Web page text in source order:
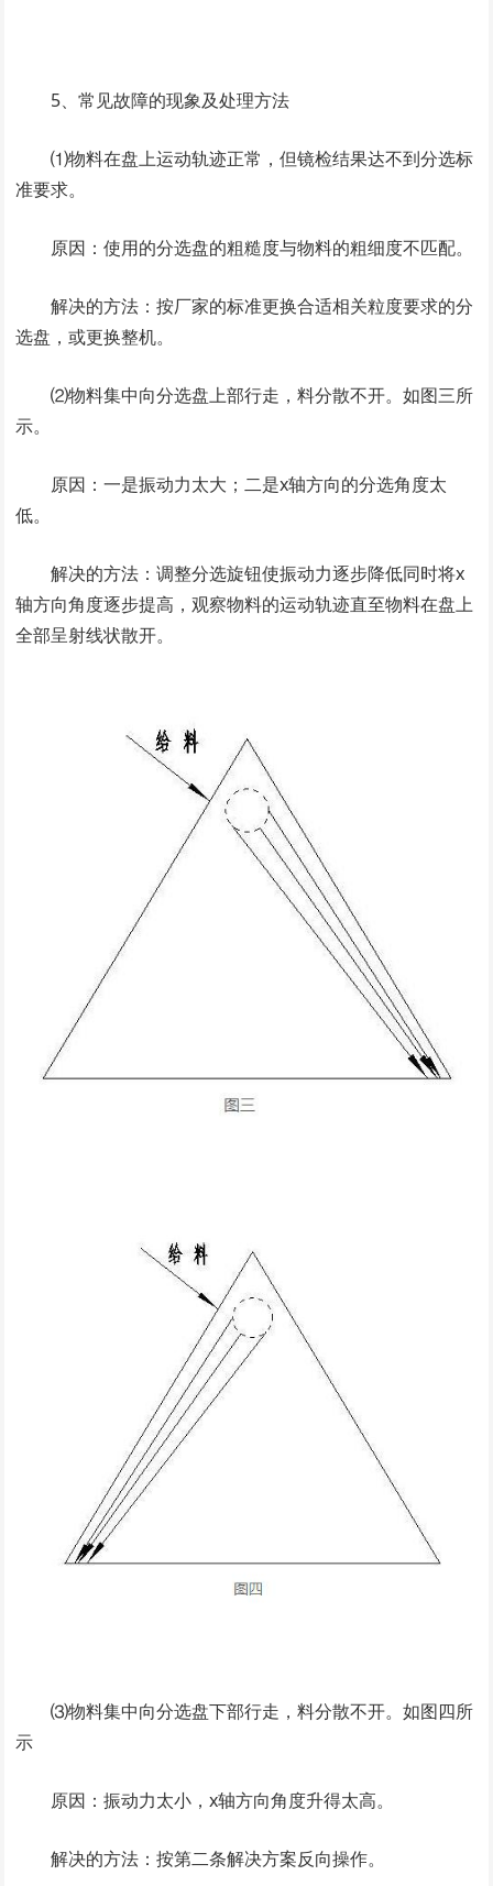
5、常见故障的现象及处理方法
⑴物料在盘上运动轨迹正常，但镜检结果达不到分选标
准要求。
原因：使用的分选盘的粗糙度与物料的粗细度不匹配。
解决的方法：按厂家的标准更换合适相关粒度要求的分
选盘，或更换整机。
⑵物料集中向分选盘上部行走，料分散不开。如图三所
示。
原因：一是振动力太大；二是x轴方向的分选角度太
低。
解决的方法：调整分选旋钮使振动力逐步降低同时将x
轴方向角度逐步提高，观察物料的运动轨迹直至物料在盘上
全部呈射线状散开。
⑶物料集中向分选盘下部行走，料分散不开。如图四所
示
原因：振动力太小，x轴方向角度升得太高。
解决的方法：按第二条解决方案反向操作。